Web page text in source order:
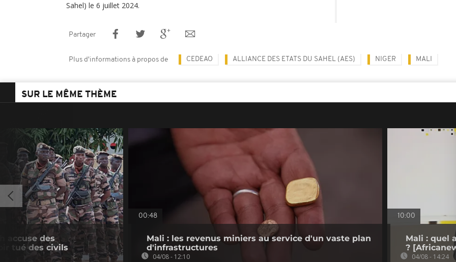
Sahel) le 6 juillet 2024.
Partager
Plus d'informations à propos de CEDEAO ALLIANCE DES ETATS DU SAHEL (AES) NIGER MALI
SUR LE MÊME THÈME
accuse des
tué des civils
00:48
Mali : les revenus miniers au service d'un vaste plan
d'infrastructures
04/08 - 12:10
10:00
Mali : quel
?
04/08 - 14:24